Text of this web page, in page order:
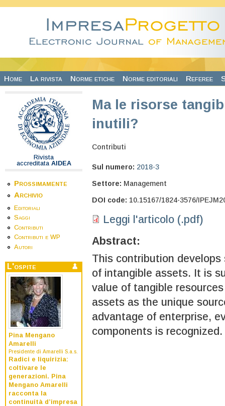
Home La rivista Norme etiche Norme editoriali Referee
Rivista
accreditata AIDEA
Prossimamente
Archivio
Editoriali
Saggi
Contributi
Contributi e WP
Autori
L'ospite
Pina Mengano
Amarelli
Presidente di Amarelli S.a.s.
Radici e liquirizia:
coltivare le
generazioni. Pina
Mengano Amarelli
racconta la
continuità d’impresa
Ma le risorse
inutili?
Contributi
Sul numero: 2018-3
Settore: Management
DOI code: 10.15167/1824-3576/
Leggi l'articolo (.pdf)
Abstract:
This contribution
of intangible assets. It is
value of tangible
assets as the unique
advantage of enterprise,
components is recognized.